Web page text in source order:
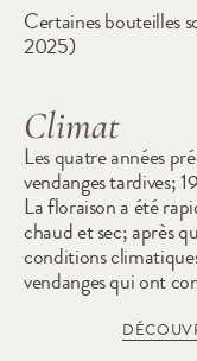
Certaines bouteilles
2025)
Climat
Les quatre années
vendanges tardives;
La floraison a été
chaud et sec; après
conditions
vendanges qui ont